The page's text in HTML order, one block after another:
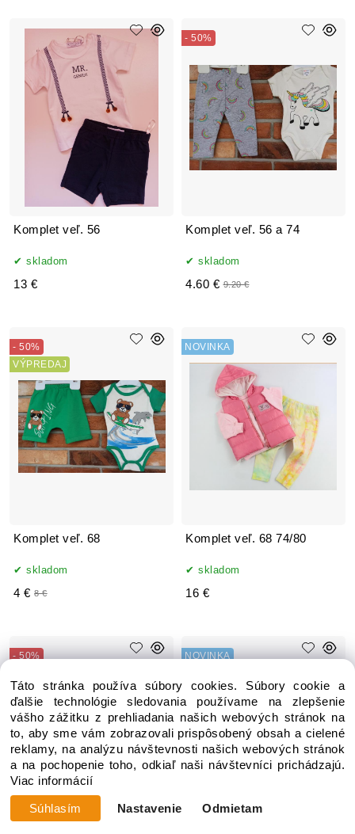
Komplet veľ. 56
skladom
13 €
Komplet veľ. 56 a 74
- 50%
skladom
4.60 € 9.20 €
Komplet veľ. 68
- 50%
VÝPREDAJ
skladom
4 € 8 €
Komplet veľ. 68 74/80
NOVINKA
skladom
16 €
- 50%
NOVINKA
Táto stránka používa súbory cookies. Súbory cookie a
ďalšie technológie sledovania používame na zlepšenie
vášho zážitku z prehliadania našich webových stránok na
to, aby sme vám zobrazovali prispôsobený obsah a cielené
reklamy, na analýzu návštevnosti našich webových stránok
a na pochopenie toho, odkiaľ naši návštevníci prichádzajú.
Viac informácií
Súhlasím Nastavenie Odmietam